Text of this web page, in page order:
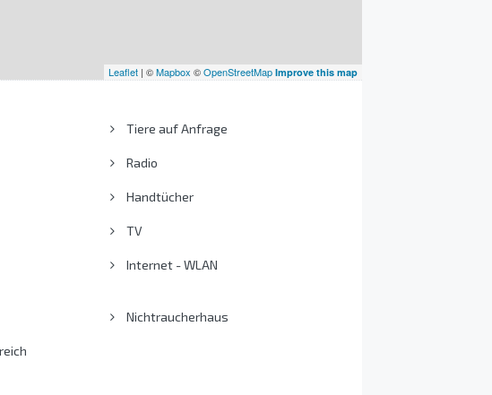
Leaflet | ©Mapbox ©OpenStreetMap Improve this map
Tiere auf Anfrage
Radio
Handtücher
TV
Internet - WLAN
Nichtraucherhaus